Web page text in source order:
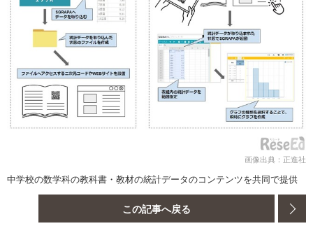
画像出典：正進社
中学校の数学科の教科書・教材の統計データのコンテンツを共同で提供
この記事へ戻る